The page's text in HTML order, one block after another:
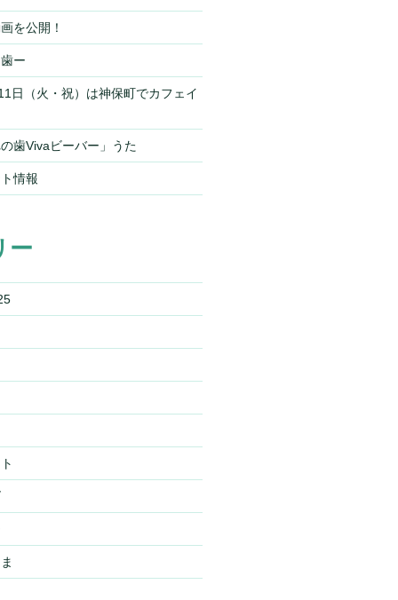
を公開！
ー
日（火・祝）は神保町でカフェイ
の歯Vivaビーバー」うた
情報
ー